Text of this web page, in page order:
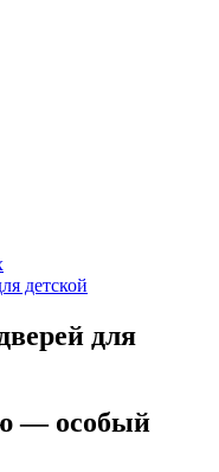
детской
для
— особый